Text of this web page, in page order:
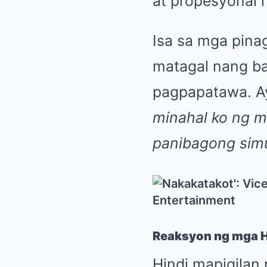
Isa sa mga
matagal nang
pagpapatawa.
minahal ko ng
panibagong
Reaksyon ng mga